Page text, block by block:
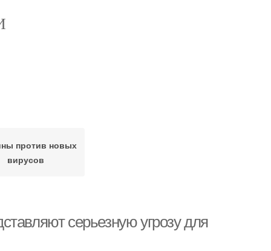
против новых
вирусов
серьезную угрозу для